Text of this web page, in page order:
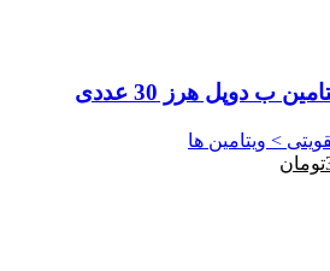
ب دوپل هرز 30 عددی
> ویتامین ها
تومان